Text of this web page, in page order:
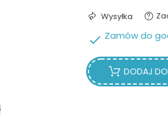
Wysyłka
 Zamów do
DODAJ